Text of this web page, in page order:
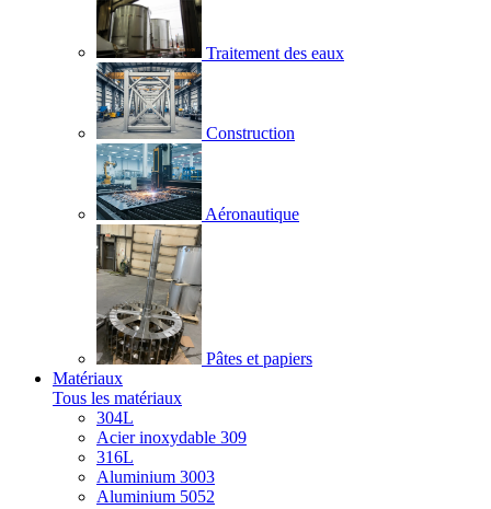
Traitement des eaux
Construction
Aéronautique
Pâtes et papiers
Matériaux
Tous les matériaux
304L
Acier inoxydable 309
316L
Aluminium 3003
Aluminium 5052